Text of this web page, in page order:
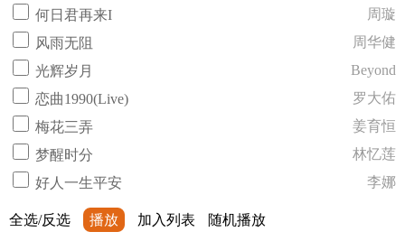
何日君再来I
周璇
风雨无阻
周华健
光辉岁月
Beyond
恋曲1990(Live)
罗大佑
梅花三弄
姜育恒
梦醒时分
林忆莲
好人一生平安
李娜
全选/反选 播放 加入列表 随机播放